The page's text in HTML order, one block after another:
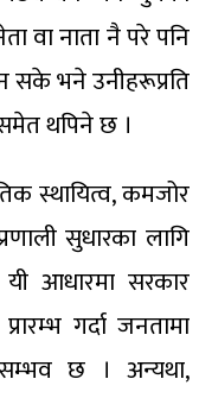
वा नाता नै परे पनि
सके भने उनीहरूप्रति
थपिने छ ।
स्थायित्व, कमजोर
सुधारका लागि
आधारमा सरकार
गर्दा जनतामा
छ । अन्यथा,